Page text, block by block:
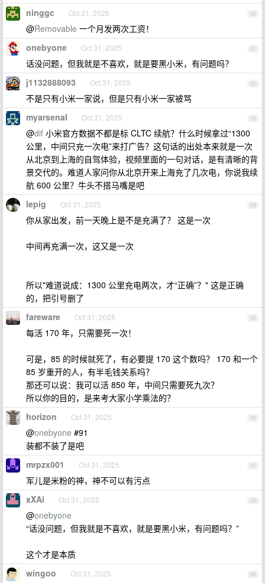
90
ninggc Oct 31, 2025
@Removable 一个月发两次工资！
91
onebyone Oct 31, 2025
话没问题，但我就是不喜欢，就是要黑小米，有问题吗？
92
j1132888093 Oct 31, 2025
不是只有小米一家说，但是只有小米一家被骂
93
myarsenal Oct 31, 2025
@dif 小米官方数据不都是标 CLTC 续航？什么时候拿过“1300
公里，中间只充一次电”来打广告？这句话的出处本来就是一次
从北京到上海的自驾体验，视频里面的一句对话，是有清晰的背
景交代的。难道人家问你从北京开来上海充了几次电，你说我续
航 600 公里？牛头不搭马嘴是吧
94
lepig Oct 31, 2025
你从家出发，前一天晚上是不是充满了？ 这是一次
中间再充满一次，这又是一次
所以"难道说成：1300 公里充电两次，才“正确”？" 这是正确
的，把引号删了
95
fareware Oct 31, 2025
每活 170 年，只需要死一次！
可是，85 的时候就死了，有必要提 170 这个数吗？ 170 和一个
85 岁重开的人，有半毛钱关系吗？
那还可以说：我可以活 850 年，中间只需要死九次？
所以你的目的，是来考大家小学乘法的？
96
horizon Oct 31, 2025
@onebyone #91
装都不装了是吧
97
mrpzx001 Oct 31, 2025
军儿是米粉的神，神不可以有污点
98
xXAi Oct 31, 2025
@onebyone
“话没问题，但我就是不喜欢，就是要黑小米，有问题吗？”
这个才是本质
99
wingoo Oct 31, 2025